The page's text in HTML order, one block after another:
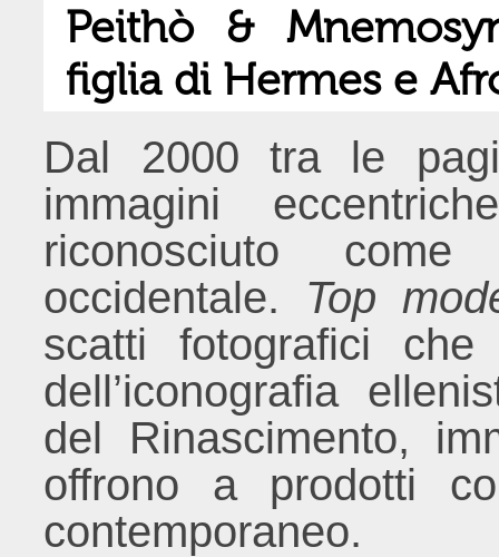
Peithò &
figlia di Hermes e
Dal 2000 tra le
immagini
riconosciuto come
occidentale. Top
scatti fotografici che
dell’iconografia
del Rinascimento,
offrono a prodotti
contemporaneo.